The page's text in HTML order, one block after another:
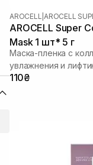
AROCELL AROCELL
AROCELL Super
Mask 1 шт* 5 г
Маска-пленка с
увлажнения и
110₴